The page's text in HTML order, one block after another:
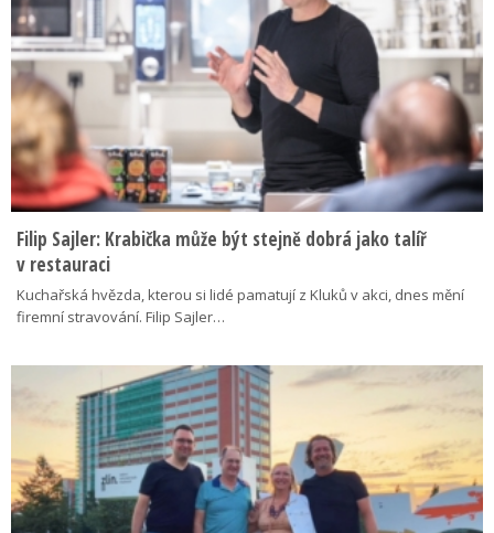
Filip Sajler: Krabička může být stejně dobrá jako talíř
v restauraci
Kuchařská hvězda, kterou si lidé pamatují z Kluků v akci, dnes mění
firemní stravování. Filip Sajler…